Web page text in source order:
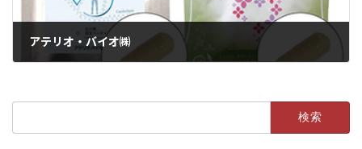
アテリオ・バイオ㈱